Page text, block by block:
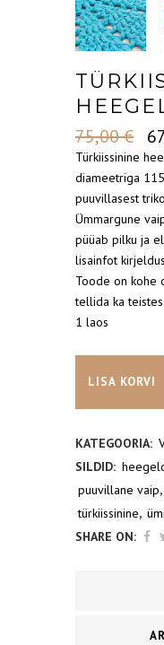
75,00€
Türkiissinine
diameetriga
puuvillasest
Ümmargune
püüab pilku ja
lisainfot
Toode on kohe
tellida ka
1 laos
Türkiissinine
heegeldatud
vaip
quantity
LISA KORVI
KATEGOORIA:
SILDID:
puuvillane vaip,
türkiissinine,
SHARE ON: